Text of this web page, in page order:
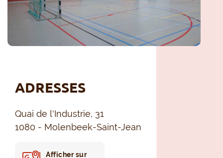
ADRESSES
Quai de l'Industrie, 31
1080 - Molenbeek-Saint-Jean
Afficher sur